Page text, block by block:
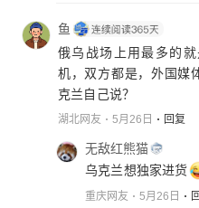
鱼
俄乌战场上用最多的
机，双方都是，外国媒
克兰自己说？
湖北网友 5月26日 回复
无敌红熊猫
乌克兰想独家进货
重庆网友 5月26日